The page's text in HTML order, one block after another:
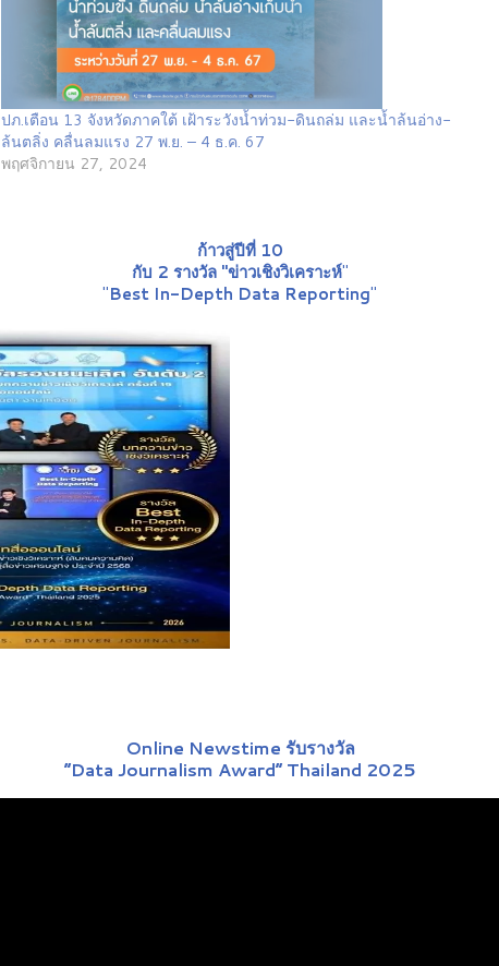
ปภ.เตือน 13 จังหวัดภาคใต้ เฝ้าระวังน้ำท่วม-ดินถล่ม และน้ำล้นอ่าง-
ล้นตลิ่ง คลื่นลมแรง 27 พ.ย. – 4 ธ.ค. 67
พฤศจิกายน 27, 2024
ก้าวสู่ปีที่ 10
กับ 2 รางวัล "ข่าวเชิงวิเคราะห์"
"Best In-Depth Data Reporting"
Online Newstime รับรางวัล
“Data Journalism Award” Thailand 2025